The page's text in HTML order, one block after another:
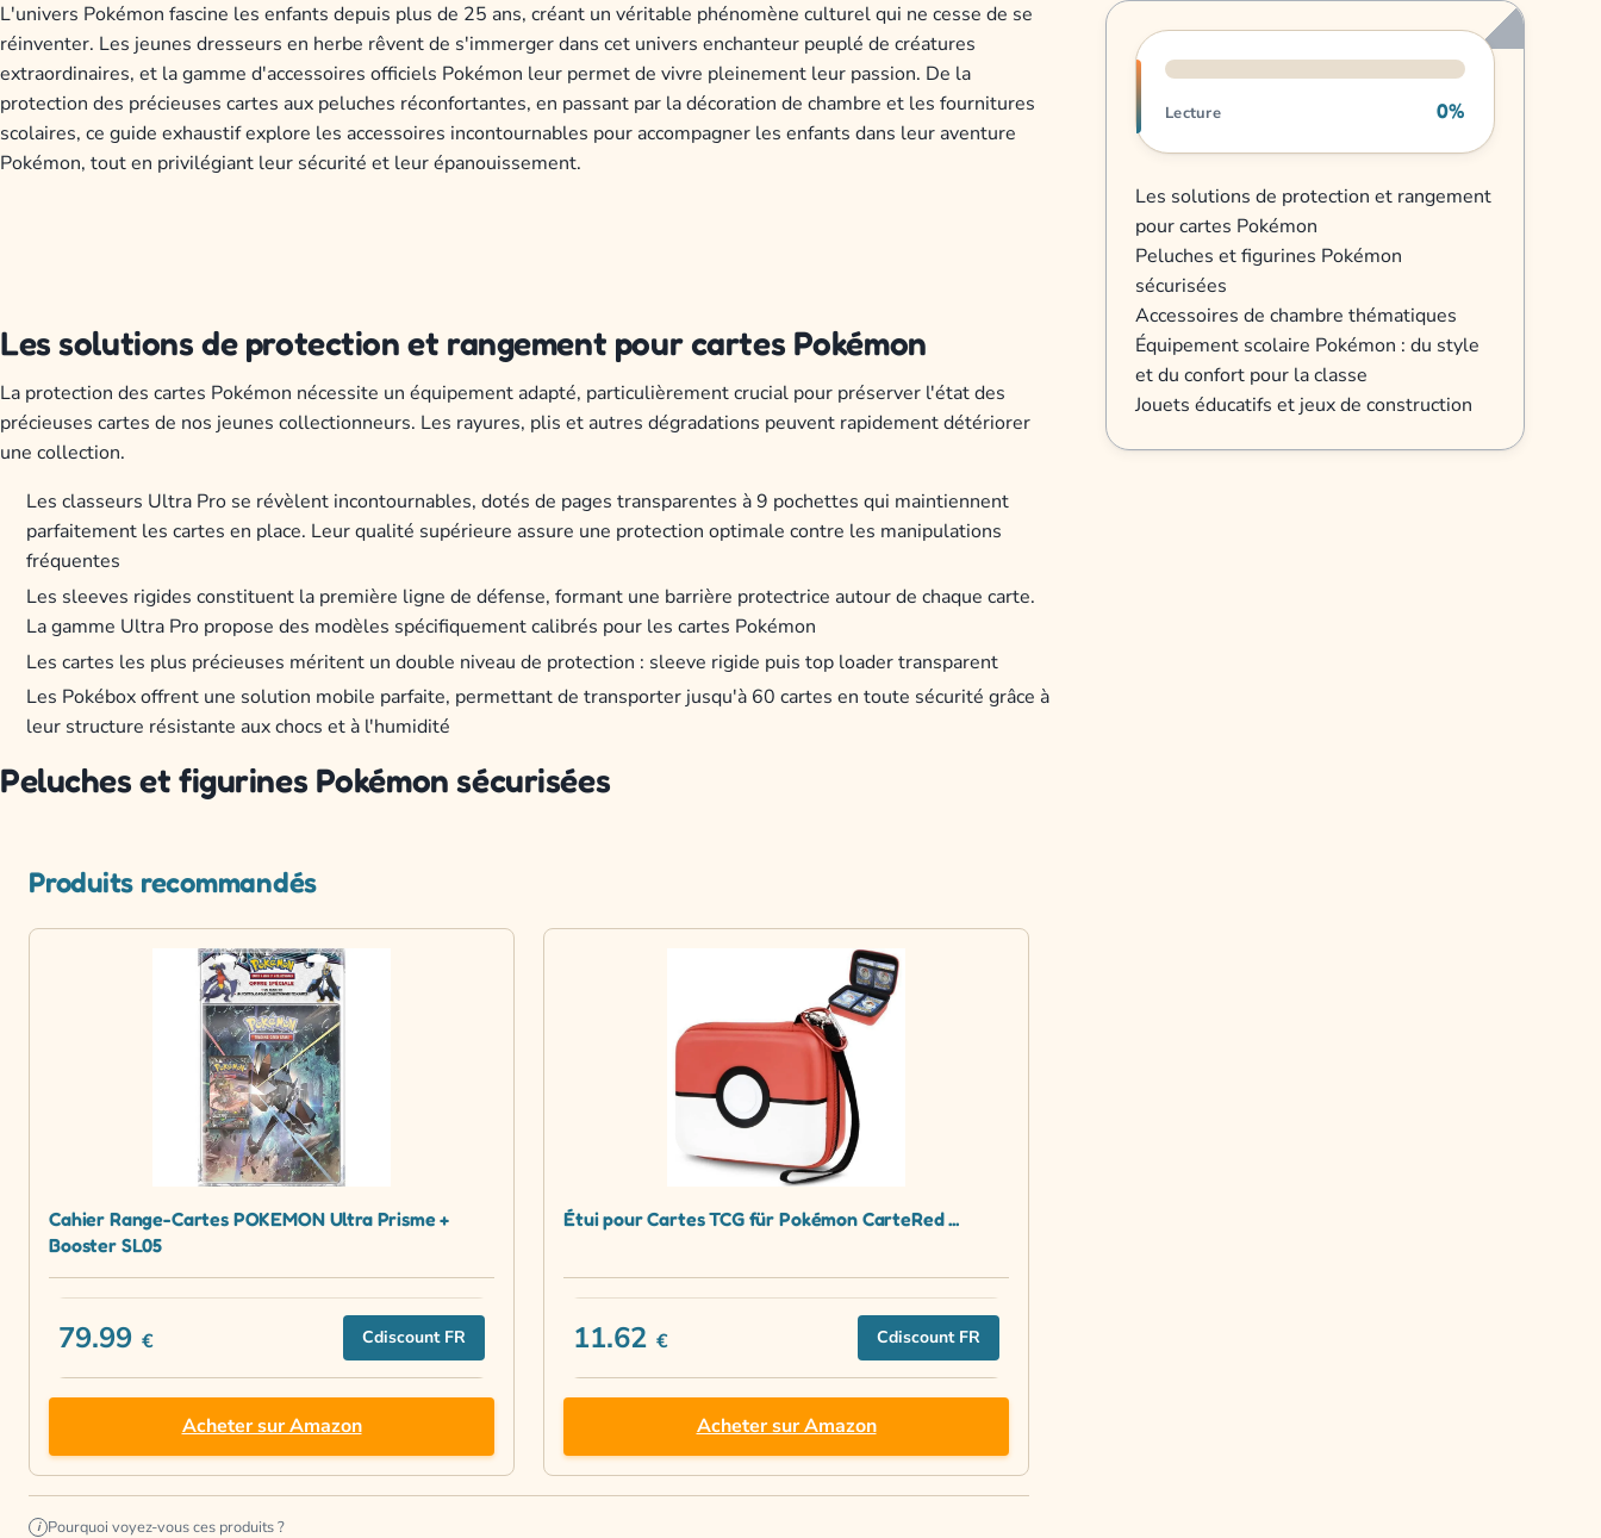
L'univers Pokémon fascine les enfants depuis plus de 25 ans, créant un véritable phénomène culturel qui ne cesse de se
réinventer. Les jeunes dresseurs en herbe rêvent de s'immerger dans cet univers enchanteur peuplé de créatures
extraordinaires, et la gamme d'accessoires officiels Pokémon leur permet de vivre pleinement leur passion. De la
protection des précieuses cartes aux peluches réconfortantes, en passant par la décoration de chambre et les fournitures
scolaires, ce guide exhaustif explore les accessoires incontournables pour accompagner les enfants dans leur aventure
Pokémon, tout en privilégiant leur sécurité et leur épanouissement.
Les solutions de protection et rangement pour cartes Pokémon
La protection des cartes Pokémon nécessite un équipement adapté, particulièrement crucial pour préserver l'état des
précieuses cartes de nos jeunes collectionneurs. Les rayures, plis et autres dégradations peuvent rapidement détériorer
une collection.
Les classeurs Ultra Pro se révèlent incontournables, dotés de pages transparentes à 9 pochettes qui maintiennent
parfaitement les cartes en place. Leur qualité supérieure assure une protection optimale contre les manipulations
fréquentes
Les sleeves rigides constituent la première ligne de défense, formant une barrière protectrice autour de chaque carte.
La gamme Ultra Pro propose des modèles spécifiquement calibrés pour les cartes Pokémon
Les cartes les plus précieuses méritent un double niveau de protection : sleeve rigide puis top loader transparent
Les Pokébox offrent une solution mobile parfaite, permettant de transporter jusqu'à 60 cartes en toute sécurité grâce à
leur structure résistante aux chocs et à l'humidité
Peluches et figurines Pokémon sécurisées
Produits recommandés
Cahier Range-Cartes POKEMON Ultra Prisme +
Booster SL05
79.99 € Cdiscount FR
Acheter sur Amazon
Étui pour Cartes TCG für Pokémon CarteRed ...
11.62 € Cdiscount FR
Acheter sur Amazon
i Pourquoi voyez-vous ces produits ?
Progression de lecture
Lecture 0%
Les solutions de protection et rangement
pour cartes Pokémon
Peluches et figurines Pokémon
sécurisées
Accessoires de chambre thématiques
Équipement scolaire Pokémon : du style
et du confort pour la classe
Jouets éducatifs et jeux de construction